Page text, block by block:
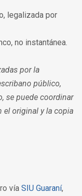
legalizada por
no instantánea.
por la
público,
se puede coordinar
el original y la copia
vía SIU Guaraní,